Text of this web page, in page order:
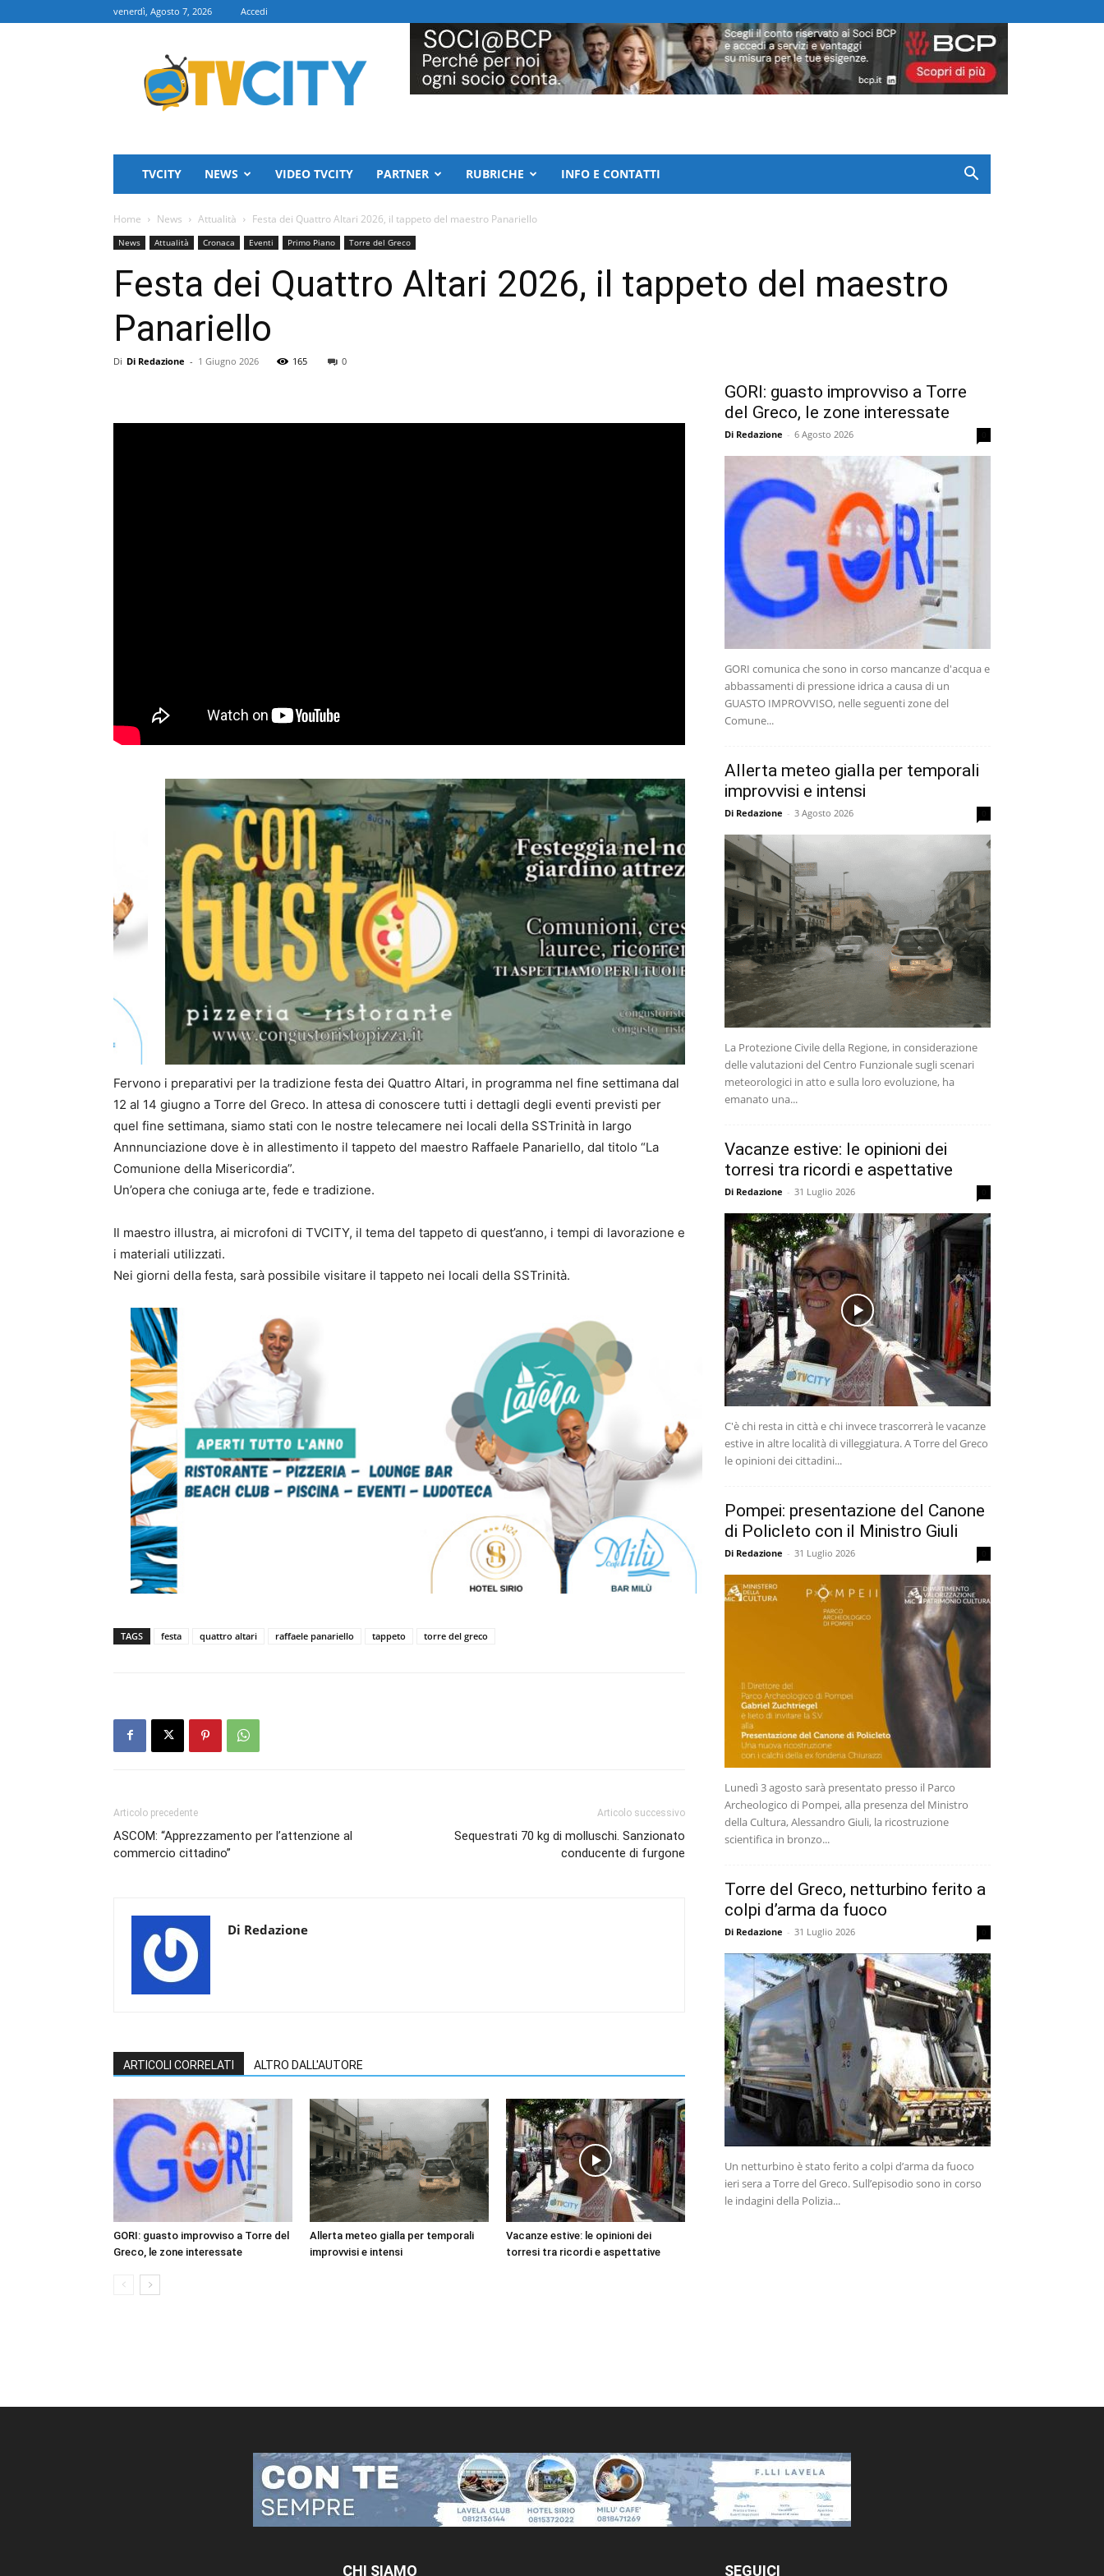
venerdì, Agosto 7, 2026 Accedi
TVCITY
TVCITY NEWS VIDEO TVCITY PARTNER RUBRICHE INFO E CONTATTI
Home News Attualità Festa dei Quattro Altari 2026, il tappeto del maestro Panariello
News Attualità Cronaca Eventi Primo Piano Torre del Greco
Festa dei Quattro Altari 2026, il tappeto del maestro
Panariello
Di Di Redazione - 1 Giugno 2026 165 0
Fervono i preparativi per la tradizione festa dei Quattro Altari, in programma nel fine settimana dal
12 al 14 giugno a Torre del Greco. In attesa di conoscere tutti i dettagli degli eventi previsti per
quel fine settimana, siamo stati con le nostre telecamere nei locali della SSTrinità in largo
Annnunciazione dove è in allestimento il tappeto del maestro Raffaele Panariello, dal titolo “La
Comunione della Misericordia”.
Un’opera che coniuga arte, fede e tradizione.
Il maestro illustra, ai microfoni di TVCITY, il tema del tappeto di quest’anno, i tempi di lavorazione e
i materiali utilizzati.
Nei giorni della festa, sarà possibile visitare il tappeto nei locali della SSTrinità.
TAGS festa quattro altari raffaele panariello tappeto torre del greco
Articolo precedente
ASCOM: “Apprezzamento per l’attenzione al
commercio cittadino”
Articolo successivo
Sequestrati 70 kg di molluschi. Sanzionato
conducente di furgone
Di Redazione
ARTICOLI CORRELATI ALTRO DALL'AUTORE
GORI: guasto improvviso a Torre del
Greco, le zone interessate
Allerta meteo gialla per temporali
improvvisi e intensi
Vacanze estive: le opinioni dei
torresi tra ricordi e aspettative
GORI: guasto improvviso a Torre
del Greco, le zone interessate
Di Redazione - 6 Agosto 2026
GORI comunica che sono in corso mancanze d'acqua e
abbassamenti di pressione idrica a causa di un
GUASTO IMPROVVISO, nelle seguenti zone del
Comune...
Allerta meteo gialla per temporali
improvvisi e intensi
Di Redazione - 3 Agosto 2026
La Protezione Civile della Regione, in considerazione
delle valutazioni del Centro Funzionale sugli scenari
meteorologici in atto e sulla loro evoluzione, ha
emanato una...
Vacanze estive: le opinioni dei
torresi tra ricordi e aspettative
Di Redazione - 31 Luglio 2026
C'è chi resta in città e chi invece trascorrerà le vacanze
estive in altre località di villeggiatura. A Torre del Greco
le opinioni dei cittadini...
Pompei: presentazione del Canone
di Policleto con il Ministro Giuli
Di Redazione - 31 Luglio 2026
Lunedì 3 agosto sarà presentato presso il Parco
Archeologico di Pompei, alla presenza del Ministro
della Cultura, Alessandro Giuli, la ricostruzione
scientifica in bronzo...
Torre del Greco, netturbino ferito a
colpi d’arma da fuoco
Di Redazione - 31 Luglio 2026
Un netturbino è stato ferito a colpi d’arma da fuoco
ieri sera a Torre del Greco. Sull’episodio sono in corso
le indagini della Polizia...
CHI SIAMO SEGUICI